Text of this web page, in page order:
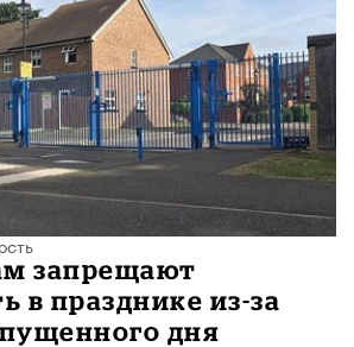
запрещают
в празднике из-за
дня